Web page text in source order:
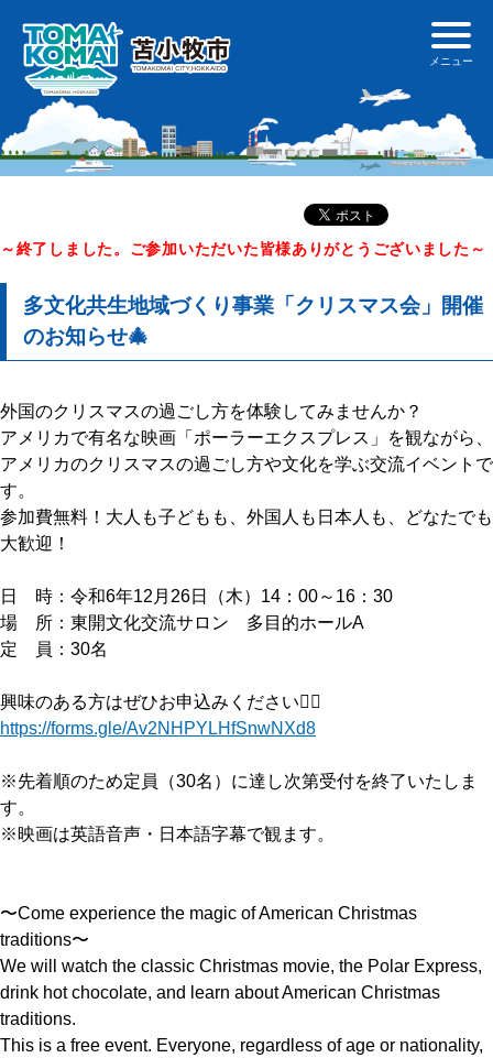
～終了しました。ご参加いただいた皆様ありがとうございました～
多文化共生地域づくり事業「クリスマス会」開催
のお知らせ🎄
外国のクリスマスの過ごし方を体験してみませんか？
アメリカで有名な映画「ポーラーエクスプレス」を観ながら、
アメリカのクリスマスの過ごし方や文化を学ぶ交流イベントで
す。
参加費無料！大人も子どもも、外国人も日本人も、どなたでも
大歓迎！
日 時：令和6年12月26日（木）14：00～16：30
場 所：東開文化交流サロン 多目的ホールA
定 員：30名
興味のある方はぜひお申込みください👇🏻
https://forms.gle/Av2NHPYLHfSnwNXd8
※先着順のため定員（30名）に達し次第受付を終了いたしま
す。
※映画は英語音声・日本語字幕で観ます。
〜Come experience the magic of American Christmas
traditions〜
We will watch the classic Christmas movie, the Polar Express,
drink hot chocolate, and learn about American Christmas
traditions.
This is a free event. Everyone, regardless of age or nationality,